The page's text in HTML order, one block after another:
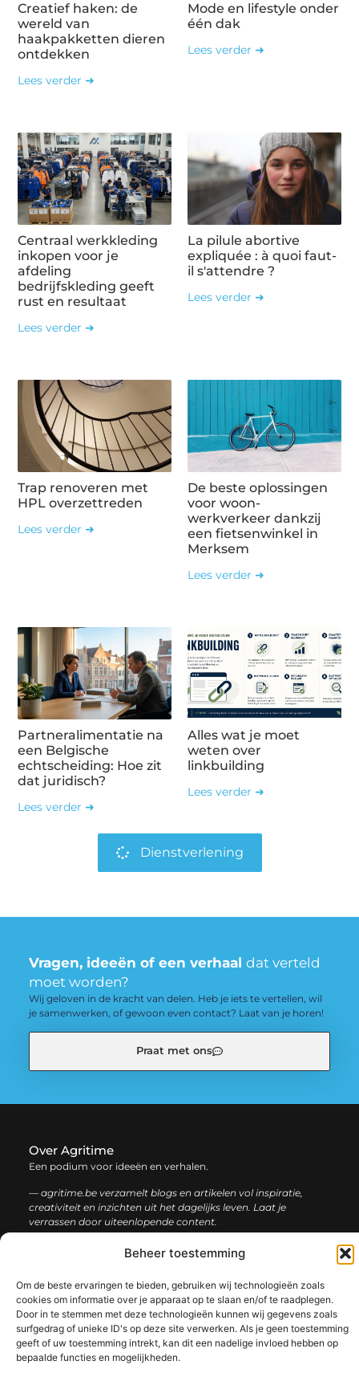
Beheer toestemming
Om de beste ervaringen te bieden, gebruiken wij technologieën zoals
cookies om informatie over je apparaat op te slaan en/of te raadplegen.
Door in te stemmen met deze technologieën kunnen wij gegevens zoals
surfgedrag of unieke ID's op deze site verwerken. Als je geen toestemming
geeft of uw toestemming intrekt, kan dit een nadelige invloed hebben op
bepaalde functies en mogelijkheden.
Creatief haken: de
wereld van
haakpakketten dieren
ontdekken
Lees verder ➜
Mode en lifestyle onder
één dak
Lees verder ➜
Centraal werkkleding
inkopen voor je
afdeling
bedrijfskleding geeft
rust en resultaat
Lees verder ➜
La pilule abortive
expliquée : à quoi faut-
il s'attendre ?
Lees verder ➜
Trap renoveren met
HPL overzettreden
Lees verder ➜
De beste oplossingen
voor woon-
werkverkeer dankzij
een fietsenwinkel in
Merksem
Lees verder ➜
Partneralimentatie na
een Belgische
echtscheiding: Hoe zit
dat juridisch?
Lees verder ➜
Alles wat je moet
weten over
linkbuilding
Lees verder ➜
Dienstverlening
Vragen, ideeën of een verhaal dat verteld
moet worden?
Wij geloven in de kracht van delen. Heb je iets te vertellen, wil
je samenwerken, of gewoon even contact? Laat van je horen!
Praat met ons
Over Agritime
Een podium voor ideeën en verhalen.
— agritime.be verzamelt blogs en artikelen vol inspiratie,
creativiteit en inzichten uit het dagelijks leven. Laat je
verrassen door uiteenlopende content.
informatie